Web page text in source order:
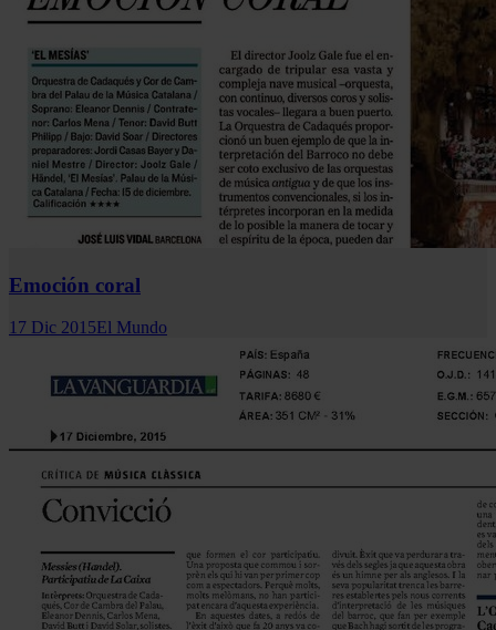
Emoción coral
17 Dic 2015El Mundo